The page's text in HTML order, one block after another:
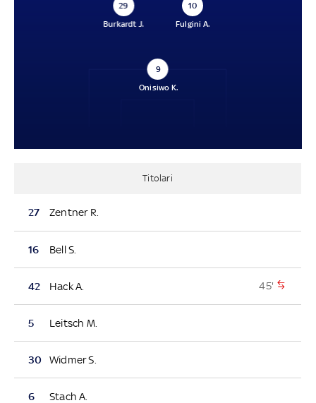
10
Fulgini A.
29
Burkardt J.
9
Onisiwo K.
Titolari
27 Zentner R.
16 Bell S.
42 Hack A. 45'
5 Leitsch M.
30 Widmer S.
6 Stach A.